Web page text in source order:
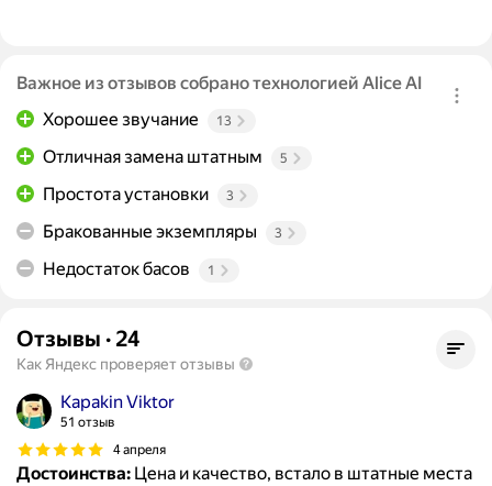
Важное из отзывов собрано технологией Alice AI
Хорошее звучание
13
Отличная замена штатным 5
Простота установки 3
Бракованные экземпляры 3
Недостаток басов 1
Отзывы · 24
Как Яндекс проверяет отзывы
Kapakin Viktor
51 отзыв
4 апреля
Достоинства: Цена и качество, встало в штатные места